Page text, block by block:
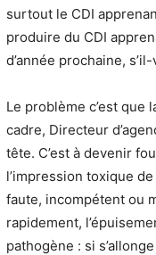
surtout le CDI
produire du CDI
d’année prochaine,
Le problème c’est que
cadre, Directeur
tête. C’est à devenir
l’impression toxique
faute, incompétent ou
rapidement,
pathogène : si